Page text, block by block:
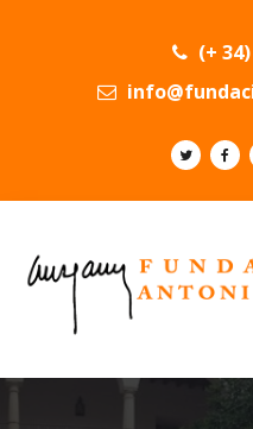
(+